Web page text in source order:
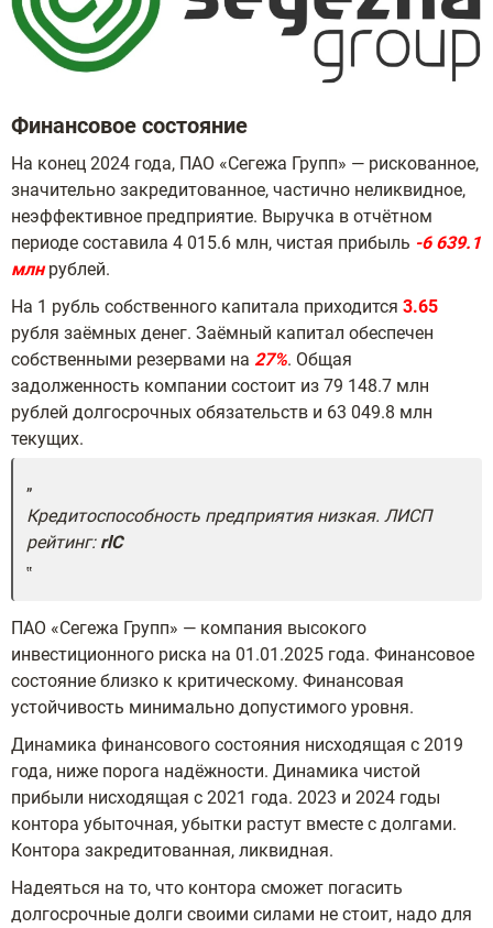
Финансовое состояние
На конец 2024 года, ПАО «Сегежа Групп» — рискованное,
значительно закредитованное, частично неликвидное,
неэффективное предприятие. Выручка в отчётном
периоде составила 4 015.6 млн, чистая прибыль -6 639.1
млнрублей.
На 1 рубль собственного капитала приходится 3.65
рубля заёмных денег. Заёмный капитал обеспечен
собственными резервами на 27%. Общая
задолженность компании состоит из 79 148.7 млн
рублей долгосрочных обязательств и 63 049.8 млн
текущих.
Кредитоспособность предприятия низкая. ЛИСП
рейтинг: rlC
ПАО «Сегежа Групп» — компания высокого
инвестиционного риска на 01.01.2025 года. Финансовое
состояние близко к критическому. Финансовая
устойчивость минимально допустимого уровня.
Динамика финансового состояния нисходящая с 2019
года, ниже порога надёжности. Динамика чистой
прибыли нисходящая с 2021 года. 2023 и 2024 годы
контора убыточная, убытки растут вместе с долгами.
Контора закредитованная, ликвидная.
Надеяться на то, что контора сможет погасить
долгосрочные долги своими силами не стоит, надо для